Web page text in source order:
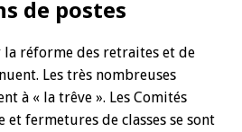
de postes
réforme des retraites et de
Les très nombreuses
à « la trêve ». Les Comités
et fermetures de classes se sont